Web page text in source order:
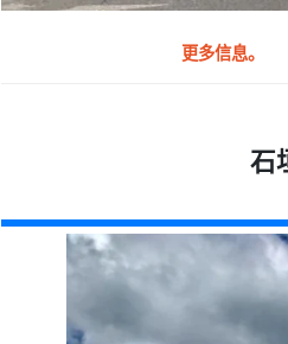
更多信息。
石